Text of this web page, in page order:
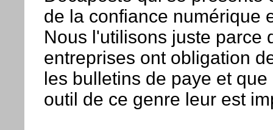
de la confiance numérique
Nous l'utilisons juste parce
entreprises ont obligation
les bulletins de paye et
outil de ce genre leur est